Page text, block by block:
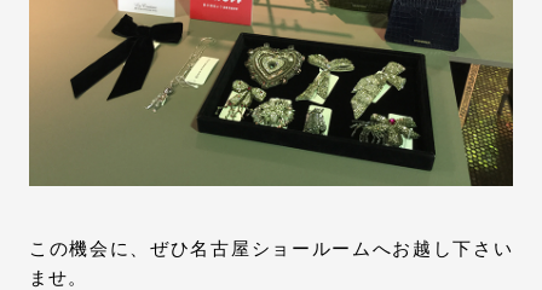
この機会に、ぜひ名古屋ショールームへお越し下さい
ませ。